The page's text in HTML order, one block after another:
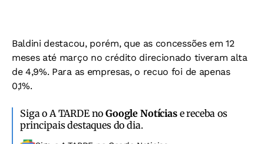
Baldini destacou, porém, que as concessões em 12
meses até março no crédito direcionado tiveram alta
de 4,9%. Para as empresas, o recuo foi de apenas
0,1%.
Siga o A TARDE noGoogle Notíciase receba os
principais destaques do dia.